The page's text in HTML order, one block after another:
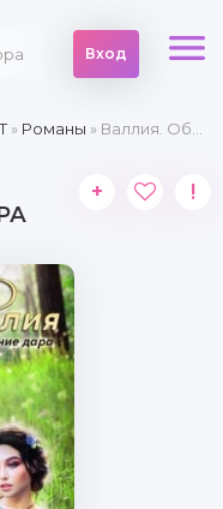
Вход
» Романы » Валлия. Обретение дара
+ !